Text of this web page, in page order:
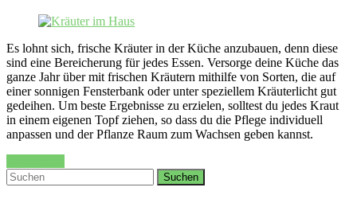
Es lohnt sich, frische Kräuter in der Küche anzubauen, denn diese
sind eine Bereicherung für jedes Essen. Versorge deine Küche das
ganze Jahr über mit frischen Kräutern mithilfe von Sorten, die auf
einer sonnigen Fensterbank oder unter speziellem Kräuterlicht gut
gedeihen. Um beste Ergebnisse zu erzielen, solltest du jedes Kraut
in einem eigenen Topf ziehen, so dass du die Pflege individuell
anpassen und der Pflanze Raum zum Wachsen geben kannst.